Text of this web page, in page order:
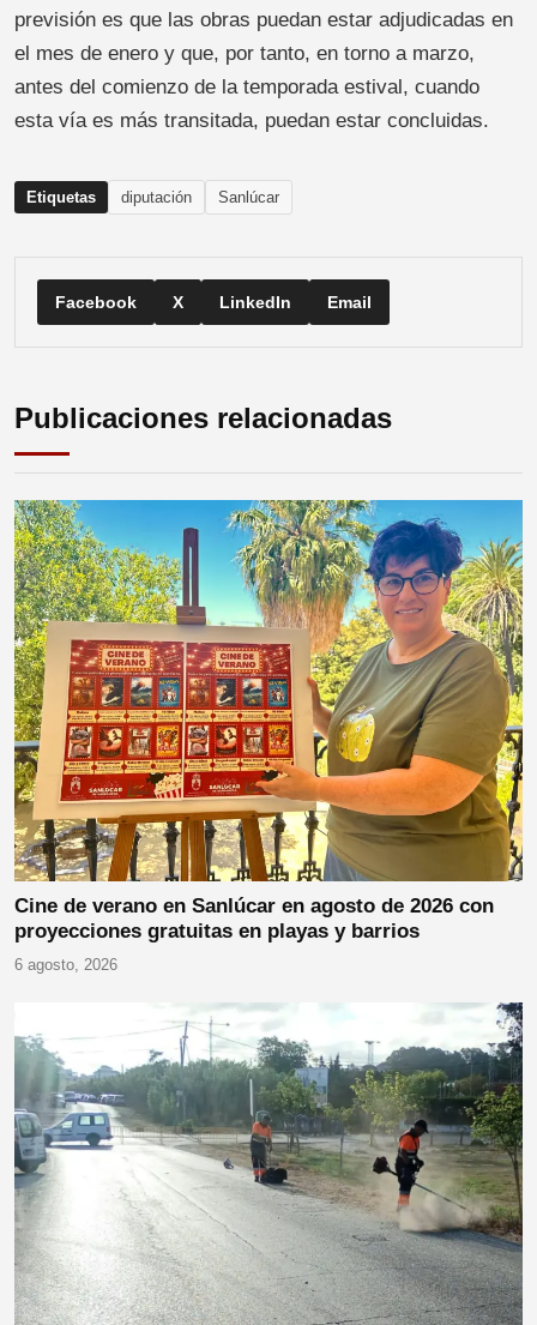
previsión es que las obras puedan estar adjudicadas en
el mes de enero y que, por tanto, en torno a marzo,
antes del comienzo de la temporada estival, cuando
esta vía es más transitada, puedan estar concluidas.
Etiquetas diputación Sanlúcar
Facebook X LinkedIn Email
Publicaciones relacionadas
Cine de verano en Sanlúcar en agosto de 2026 con
proyecciones gratuitas en playas y barrios
6 agosto, 2026